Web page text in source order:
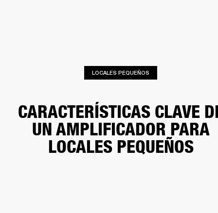
LOCALES PEQUEÑOS
CARACTERÍSTICAS CLAVE
UN AMPLIFICADOR PARA
LOCALES PEQUEÑOS